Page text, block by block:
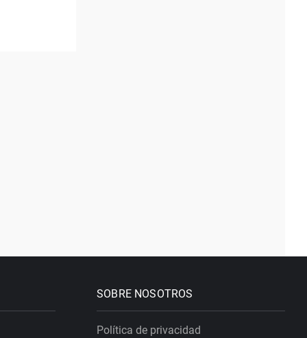
SOBRE NOSOTROS
Política de privacidad